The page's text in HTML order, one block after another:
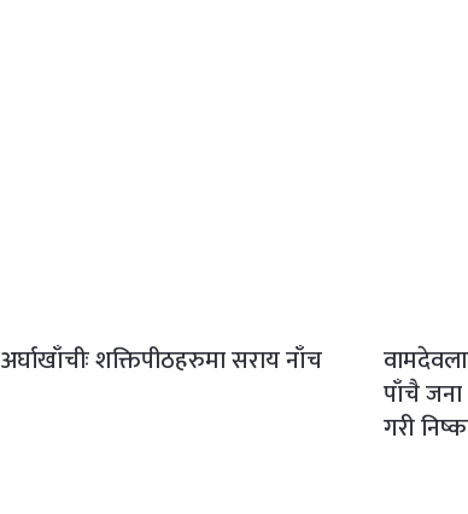
अर्घाखाँचीः शक्तिपीठहरुमा सराय नाँच
पाँचै
गरी